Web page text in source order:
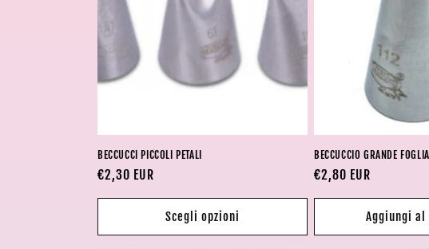
z
i
n
e
:
BECCUCCI PICCOLI PETALI
Prezzo
di
€2,30 EUR
Scegli opzioni
BECCUCCIO GRANDE
Prezzo
di
€2,80 EUR
Aggiungi